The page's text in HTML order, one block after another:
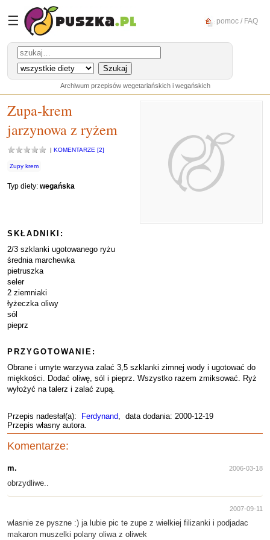
☰ pomoc / FAQ
Archiwum przepisów wegetariańskich i wegańskich
Zupa-krem
jarzynowa z ryżem
| KOMENTARZE [2]
Zupy krem
Typ diety: wegańska
SKŁADNIKI:
2/3 szklanki ugotowanego ryżu
średnia marchewka
pietruszka
seler
2 ziemniaki
łyżeczka oliwy
sól
pieprz
PRZYGOTOWANIE:
Obrane i umyte warzywa zalać 3,5 szklanki zimnej wody i ugotować do
miękkości. Dodać oliwę, sól i pieprz. Wszystko razem zmiksować. Ryż
wyłożyć na talerz i zalać zupą.
Przepis nadesłał(a): Ferdynand, data dodania: 2000-12-19
Przepis własny autora.
Komentarze:
m. 2006-03-18
obrzydliwe..
2007-09-11
wlasnie ze pyszne :) ja lubie pic te zupe z wielkiej filizanki i podjadac
makaron muszelki polany oliwa z oliwek